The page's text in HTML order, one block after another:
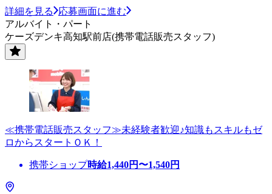
詳細を見る
応募画面に進む
アルバイト・パート
ケーズデンキ高知駅前店(携帯電話販売スタッフ)
≪携帯電話販売スタッフ≫未経験者歓迎♪知識もスキルもゼ
ロからスタートＯＫ！
携帯ショップ時給1,440円〜1,540円